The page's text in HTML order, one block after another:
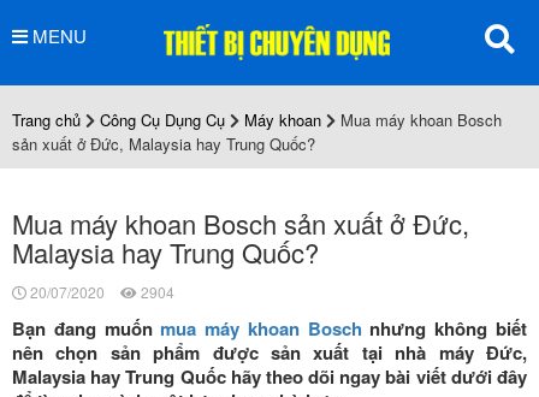
MENU
Trang chủ Công Cụ Dụng Cụ Máy khoan
Mua máy khoan Bosch
sản xuất ở Đức, Malaysia hay Trung Quốc?
Mua máy khoan Bosch sản xuất ở Đức,
Malaysia hay Trung Quốc?
20/07/2020 2904
Bạn đang muốn mua máy khoan Bosch nhưng không biết
nên chọn sản phẩm được sản xuất tại nhà máy Đức,
Malaysia hay Trung Quốc hãy theo dõi ngay bài viết dưới đây